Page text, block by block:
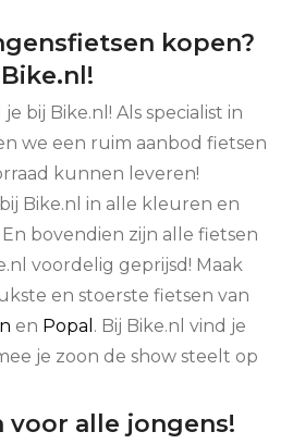
kopen?
bij Bike.nl! Als specialist in
we een ruim aanbod fietsen
kunnen leveren!
Bike.nl in alle kleuren en
bovendien zijn alle fietsen
voordelig geprijsd! Maak
en stoerste fietsen van
en Popal . Bij Bike.nl vind je
je zoon de show steelt op
voor alle jongens!